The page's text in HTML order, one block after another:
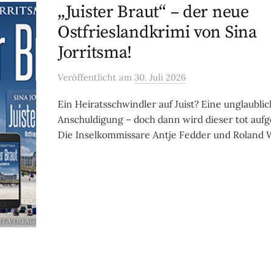
„Juister Braut“ – der neue
Ostfrieslandkrimi von Sina
Jorritsma!
Veröffentlicht am 30. Juli 2026
Ein Heiratsschwindler auf Juist? Eine
Anschuldigung – doch dann wird dieser tot
Die Inselkommissare Antje Fedder und Roland